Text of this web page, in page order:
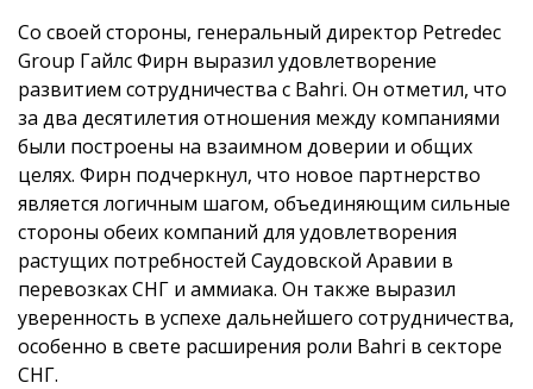
Со своей стороны, генеральный директор Petredec
Group Гайлс Фирн выразил удовлетворение
развитием сотрудничества с Bahri. Он отметил, что
за два десятилетия отношения между компаниями
были построены на взаимном доверии и общих
целях. Фирн подчеркнул, что новое партнерство
является логичным шагом, объединяющим сильные
стороны обеих компаний для удовлетворения
растущих потребностей Саудовской Аравии в
перевозках СНГ и аммиака. Он также выразил
уверенность в успехе дальнейшего сотрудничества,
особенно в свете расширения роли Bahri в секторе
СНГ.